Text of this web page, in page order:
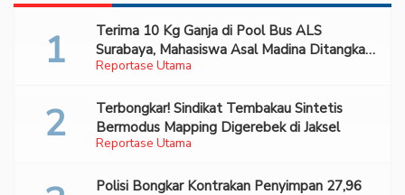
Reportase Utama
Terima 10 Kg Ganja di Pool Bus ALS
Surabaya, Mahasiswa Asal Madina Ditangkap
Bareskrim
Reportase Utama
Terbongkar! Sindikat Tembakau Sintetis
Bermodus Mapping Digerebek di Jaksel
Polisi Bongkar Kontrakan Penyimpan 27,96